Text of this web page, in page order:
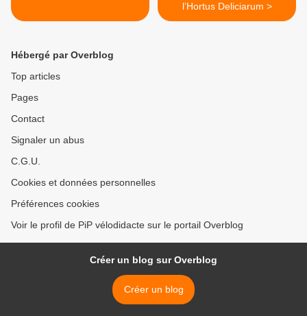
l’Hortus Deliciarum >
Hébergé par Overblog
Top articles
Pages
Contact
Signaler un abus
C.G.U.
Cookies et données personnelles
Préférences cookies
Voir le profil de PiP vélodidacte sur le portail Overblog
Créer un blog sur Overblog
Créer un blog